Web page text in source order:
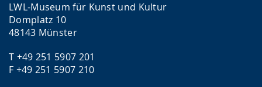
LWL-Museum für Kunst und Kultur
Domplatz 10
48143 Münster
T +49 251 5907 201
F +49 251 5907 210